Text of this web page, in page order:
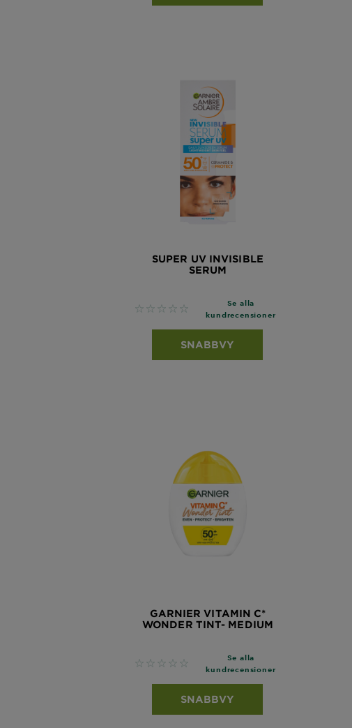
SUPER UV INVISIBLE
SERUM
No reviews
Se alla
kundrecensioner
SNABBVY
GARNIER VITAMIN C*
WONDER TINT- MEDIUM
No reviews
Se alla
kundrecensioner
SNABBVY